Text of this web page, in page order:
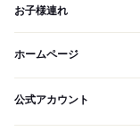
お子様連れ
ホームページ
公式アカウント